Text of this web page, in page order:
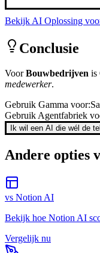
Bekijk AI Oplossing
Conclusie
VoorBouwbedrijven is
medewerker.
Gebruik Gamma voor:
Gebruik Agentfabriek
Ik wil een AI die wél de
Andere opties
vs Notion AI
Bekijk hoe Notion AI
Vergelijk nu